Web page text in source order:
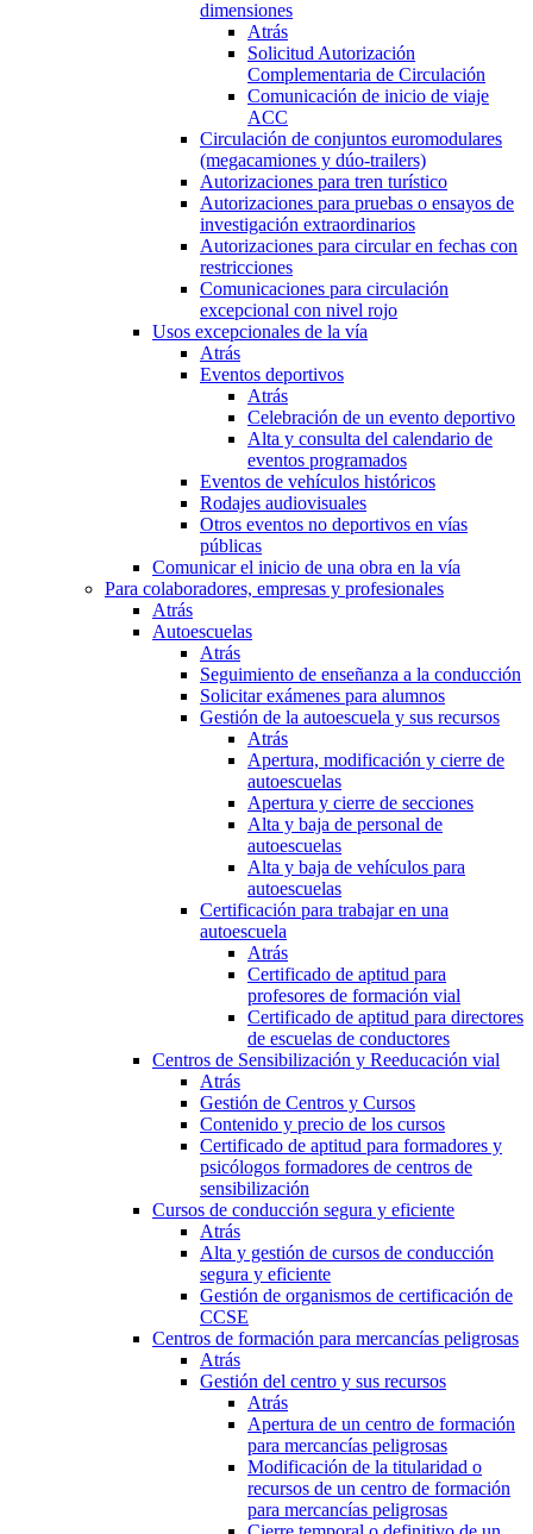
dimensiones
Atrás
Solicitud Autorización
Complementaria de Circulación
Comunicación de inicio de viaje
ACC
Circulación de conjuntos euromodulares
(megacamiones y dúo-trailers)
Autorizaciones para tren turístico
Autorizaciones para pruebas o ensayos de
investigación extraordinarios
Autorizaciones para circular en fechas con
restricciones
Comunicaciones para circulación
excepcional con nivel rojo
Usos excepcionales de la vía
Atrás
Eventos deportivos
Atrás
Celebración de un evento deportivo
Alta y consulta del calendario de
eventos programados
Eventos de vehículos históricos
Rodajes audiovisuales
Otros eventos no deportivos en vías
públicas
Comunicar el inicio de una obra en la vía
Para colaboradores, empresas y profesionales
Atrás
Autoescuelas
Atrás
Seguimiento de enseñanza a la conducción
Solicitar exámenes para alumnos
Gestión de la autoescuela y sus recursos
Atrás
Apertura, modificación y cierre de
autoescuelas
Apertura y cierre de secciones
Alta y baja de personal de
autoescuelas
Alta y baja de vehículos para
autoescuelas
Certificación para trabajar en una
autoescuela
Atrás
Certificado de aptitud para
profesores de formación vial
Certificado de aptitud para directores
de escuelas de conductores
Centros de Sensibilización y Reeducación vial
Atrás
Gestión de Centros y Cursos
Contenido y precio de los cursos
Certificado de aptitud para formadores y
psicólogos formadores de centros de
sensibilización
Cursos de conducción segura y eficiente
Atrás
Alta y gestión de cursos de conducción
segura y eficiente
Gestión de organismos de certificación de
CCSE
Centros de formación para mercancías peligrosas
Atrás
Gestión del centro y sus recursos
Atrás
Apertura de un centro de formación
para mercancías peligrosas
Modificación de la titularidad o
recursos de un centro de formación
para mercancías peligrosas